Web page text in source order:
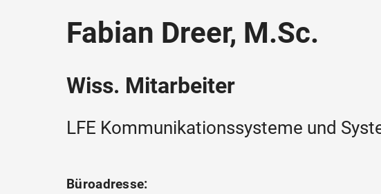
Fabian Dreer, M.Sc.
Wiss. Mitarbeiter
LFE Kommunikationssysteme und
Büroadresse: